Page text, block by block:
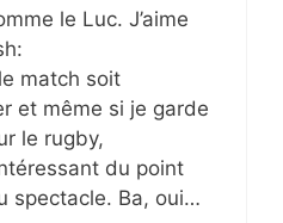
le Luc. J’aime
match soit
et même si je garde
le rugby,
du point
spectacle. Ba, oui…